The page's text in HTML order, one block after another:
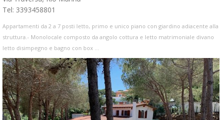
Tel: 3393458801
Appartamenti da 2 a 7 posti letto, primo e unico piano con giardino adiacente alla
struttura.- Monolocale composto da angolo cottura e letto matrimoniale divano
letto disimpegno e bagno con box ...